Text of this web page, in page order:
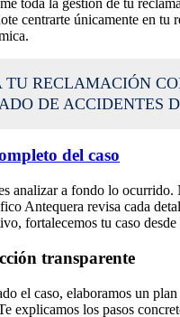
centrarte únicamente en tu
TU RECLAMACIÓN
DE ACCIDENTES
del caso
analizar a fondo lo ocurrido.
Antequera revisa cada
fortalecemos tu caso
transparente
el caso, elaboramos un
explicamos los pasos